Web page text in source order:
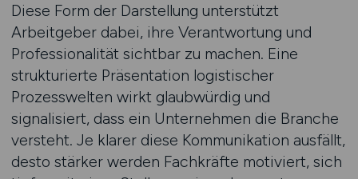
Diese Form der Darstellung unterstützt
Arbeitgeber dabei, ihre Verantwortung und
Professionalität sichtbar zu machen. Eine
strukturierte Präsentation logistischer
Prozesswelten wirkt glaubwürdig und
signalisiert, dass ein Unternehmen die Branche
versteht. Je klarer diese Kommunikation ausfällt,
desto stärker werden Fachkräfte motiviert, sich